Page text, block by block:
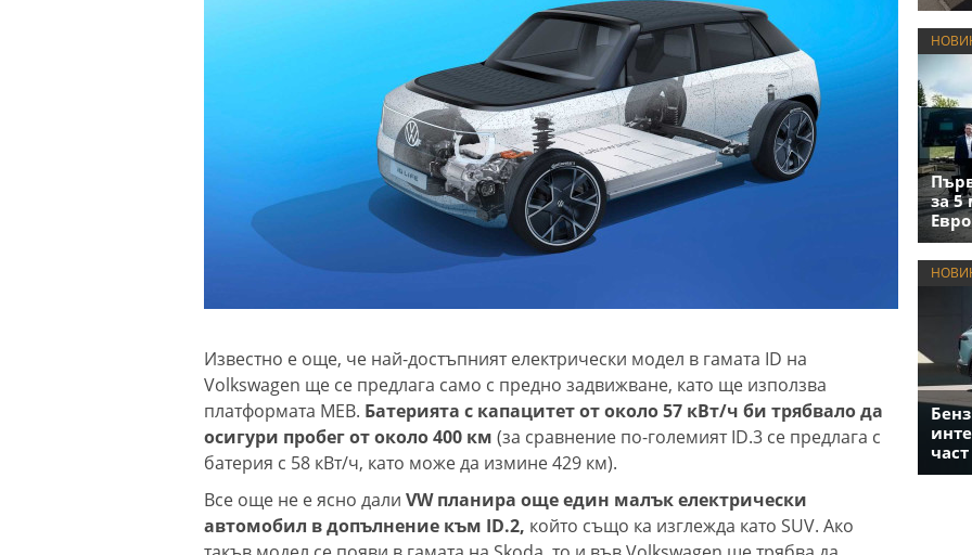
Известно е още, че най-достъпният електрически модел в гамата ID на
Volkswagen ще се предлага само с предно задвижване, като ще използва
платформата MEB. Батерията с капацитет от около 57 кВт/ч би трябвало да
осигури пробег от около 400 км (за сравнение по-големият ID.3 се предлага с
батерия с 58 кВт/ч, като може да измине 429 км).
Все още не е ясно дали VW планира още един малък електрически
автомобил в допълнение към ID.2, който също ка изглежда като SUV. Ако
за 5
част